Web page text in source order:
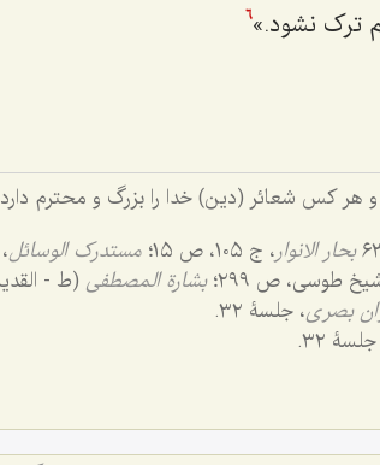
ترک نشود.»6
حج (٢٢)، آیۀ (٣٢)؛ و هر کس شعائر (دین) خدا را بزرگ و
بحار الانوار، ج ١٠٥، ص ١٥؛ مستدرک الوسائل،
طوسی، ص ٢٩٩؛ بشارة المصطفی (ط -
بصری، جلسۀ ٣٢.
جلسۀ ٣٢.